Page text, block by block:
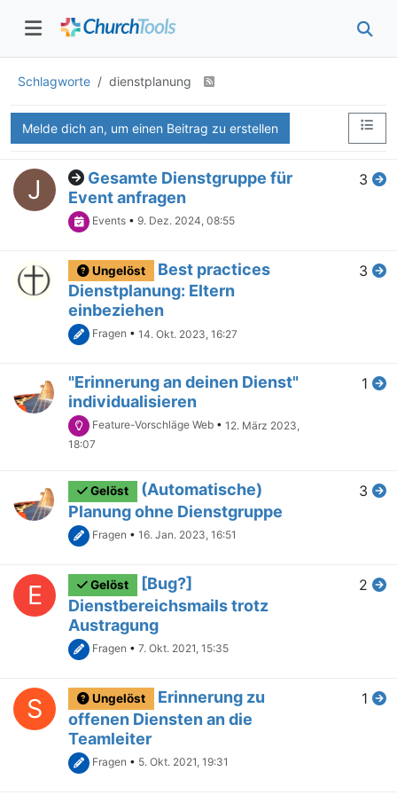
Schlagworte dienstplanung
Melde dich an, um einen Beitrag zu erstellen
J
Gesamte Dienstgruppe für
Event anfragen
Events • 9. Dez. 2024, 08:55
3
Ungelöst
Best practices
Dienstplanung: Eltern
einbeziehen
Fragen • 14. Okt. 2023, 16:27
3
"Erinnerung an deinen Dienst"
individualisieren
Feature-Vorschläge Web • 12. März 2023,
18:07
1
Gelöst
(Automatische)
Planung ohne Dienstgruppe
Fragen • 16. Jan. 2023, 16:51
3
E Gelöst
[Bug?]
Dienstbereichsmails trotz
Austragung
Fragen • 7. Okt. 2021, 15:35
2
S Ungelöst
Erinnerung zu
offenen Diensten an die
Teamleiter
Fragen • 5. Okt. 2021, 19:31
1